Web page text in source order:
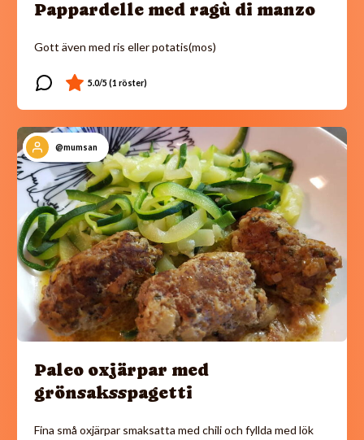
Pappardelle med ragù di manzo
Gott även med ris eller potatis(mos)
@mumsan
Paleo oxjärpar med
grönsaksspagetti
Fina små oxjärpar smaksatta med chili och fyllda med lök